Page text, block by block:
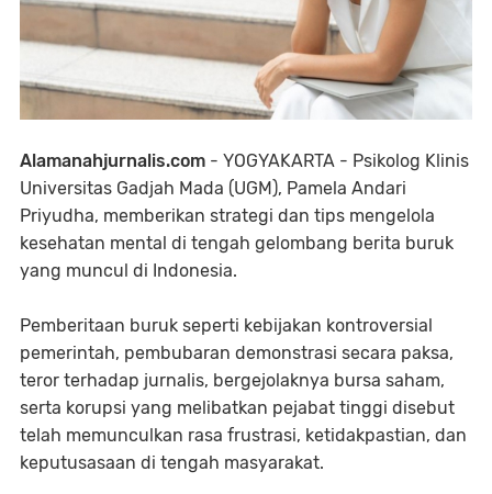
Alamanahjurnalis.com - YOGYAKARTA - Psikolog Klinis
Universitas Gadjah Mada (UGM), Pamela Andari
Priyudha, memberikan strategi dan tips mengelola
kesehatan mental di tengah gelombang berita buruk
yang muncul di Indonesia.
Pemberitaan buruk seperti kebijakan kontroversial
pemerintah, pembubaran demonstrasi secara paksa,
teror terhadap jurnalis, bergejolaknya bursa saham,
serta korupsi yang melibatkan pejabat tinggi disebut
telah memunculkan rasa frustrasi, ketidakpastian, dan
keputusasaan di tengah masyarakat.